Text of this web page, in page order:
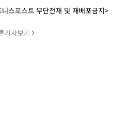
스포스트 무단전재 및 재배포금지>
기사보기